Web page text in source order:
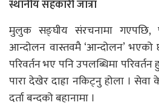
स्थानीय सहकारी जात्रा
मुलुक सङ्घीय संरचनामा गएपछि,
आन्दोलन वास्तवमै ‘आन्दोलन’
परिवर्तन भए पनि उपलब्धिमा
पारा देखेर दाह्रा नकिट्नु होला । सेवा
दर्ता बन्दको बहानामा ।